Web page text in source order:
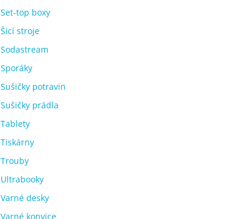
Set-top boxy
Šicí stroje
Sodastream
Sporáky
Sušičky potravin
Sušičky prádla
Tablety
Tiskárny
Trouby
Ultrabooky
Varné desky
Varné konvice